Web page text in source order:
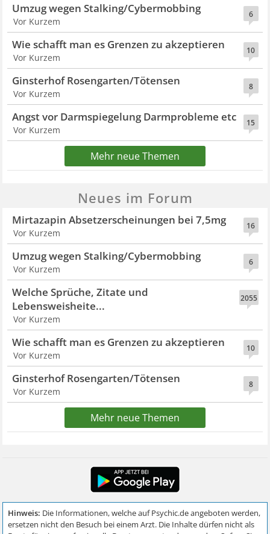
6
Umzug wegen Stalking/Cybermobbing
Vor Kurzem
10
Wie schafft man es Grenzen zu akzeptieren
Vor Kurzem
8
Ginsterhof Rosengarten/Tötensen
Vor Kurzem
15
Angst vor Darmspiegelung Darmprobleme etc
Vor Kurzem
Mehr neue Themen
Neues im Forum
16
Mirtazapin Absetzerscheinungen bei 7,5mg
Vor Kurzem
6
Umzug wegen Stalking/Cybermobbing
Vor Kurzem
2055
Welche Sprüche, Zitate und
Lebensweisheite...
Vor Kurzem
10
Wie schafft man es Grenzen zu akzeptieren
Vor Kurzem
8
Ginsterhof Rosengarten/Tötensen
Vor Kurzem
Mehr neue Themen